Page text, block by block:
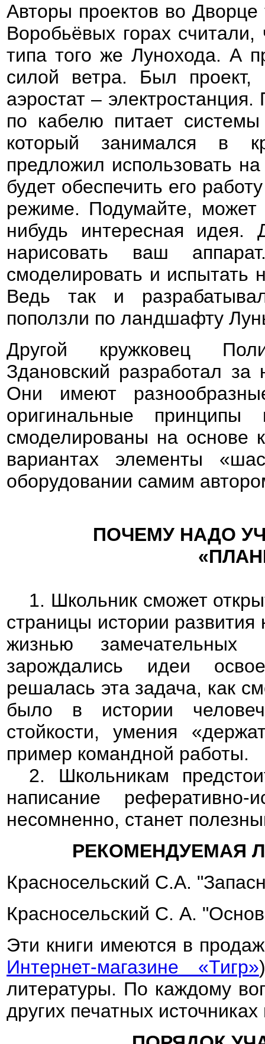
Авторы проектов во
Воробьёвых горах
типа того же Лунохода. А
силой ветра. Был проект,
аэростат –
по кабелю питает
который занимался в
предложил использовать
будет обеспечить его
режиме. Подумайте, может
нибудь интересная идея.
нарисовать ваш
смоделировать и испытать
Ведь так и
поползли по ландшафту
Другой кружковец
Здановский разработал за
Они имеют
оригинальные принципы
смоделированы на основе
вариантах элементы
оборудовании самим
ПОЧЕМУ НАДО
1. Школьник сможет
страницы истории развития
жизнью
зарождались идеи
решалась эта задача, как
было в истории
стойкости, умения
пример командной работы.
2. Школьникам
написание реферативно-
несомненно, станет
РЕКОМЕНДУЕМАЯ
Красносельский С.А.
Красносельский С. А.
Эти книги имеются в
Интернет-магазине «Тигр»
литературы. По каждому
других печатных